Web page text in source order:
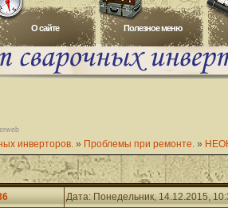
O сайте Полезное меню
инверторов. » Проблемы при ремонте. »
Дата: Понедельник, 14.12.2015,